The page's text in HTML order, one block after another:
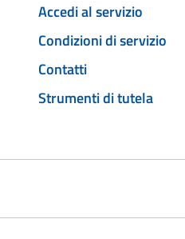
Accedi al servizio
Condizioni di servizio
Contatti
Strumenti di tutela